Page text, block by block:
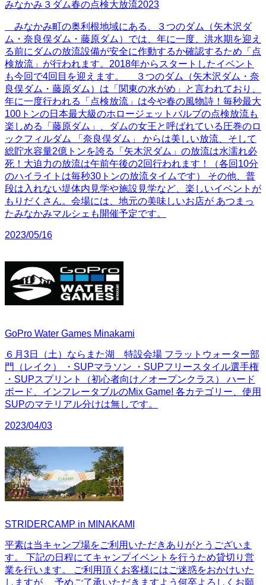
みなかみ３ダム春の点検大放流2023
みなかみ町の奥利根地域にある、３つのダム（⽮⽊沢ダ
ム・奈良俣ダム・藤原ダム）では、年に⼀度、洪⽔期を迎え
る前にダムの放流設備が安全に作動するか確認するため「点
検放流」が⾏われます。2018年からスタートしたイベント
も今回で4回⽬を迎えます。 ３つのダム（⽮⽊沢ダム・奈
良俣ダム・藤原ダム）は「関東の⽔がめ」と⾔われており、
年に⼀度⾏われる「点検放流」は今や春の⾵物詩！毎秒最⼤
100トンの⽇本最⼤級のホロージェットバルブの点検放流も
楽しめる「藤原ダム」、ダムの⼥王と呼ばれている圧巻のロ
ックフィルダム 「奈良俣ダム」 からは美しい放流、そして
総貯⽔容量2億トンを誇る「⽮⽊沢ダム」の放流は⽔濡れ必
死！⼤迫⼒の放流は午前午後の2回⾏われます！（各回10分
のハイライトは毎秒30トンの放流タイムです） その他、普
段は⼊れない堤体内⾒学や施設⾒学など、楽しいイベントが
もりだくさん。会場には、地元の美味しいお店が あつまっ
たみなかみマルシェも開催予定です。
2023/05/16
GoPro Water Games Minakami
６月3日（土）ならまた湖 特設会場 フラットウォーター部
門（レイク） ・SUPマラソン ・SUPフリースタイル選手権
・SUPスプリント（初心者向け／オープンクラス） ハード
ボード、インフレータブルのMix Game! 各カテゴリー、使用
SUPのマテリアル分けは無しです。
2023/04/03
STRIDERCAMP in MINAKAMI
平素は当キャンプ場をご利用いただきありがとうございま
す。 下記の日程にてキャンプイベントを行うため貸切り営
業を行います。 ご利用頂くお客様にはご迷惑をおかけいた
しますが、 予めご了承いただきますよう何卒よろしくお願